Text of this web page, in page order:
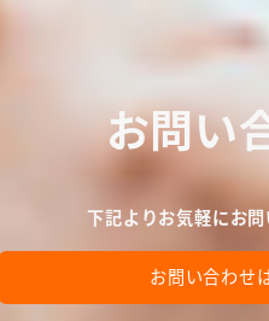
お問い
下記よりお気軽にお
お問い合わせ